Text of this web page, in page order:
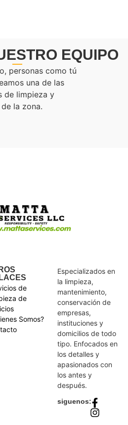
EQUIPO
personas como tú
una de las
de limpieza y
la zona.
de
de
Somos?
Especializados en
la limpieza,
mantenimiento,
conservación de
empresas,
instituciones y
domicilios de todo
tipo. Enfocados en
los detalles y
apasionados con
los antes y
después.
siguenos: